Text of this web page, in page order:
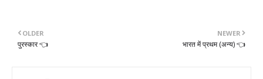
NEWER
भारत में प्रथम (अन्य) 👈
OLDER
पुरस्कार 👈